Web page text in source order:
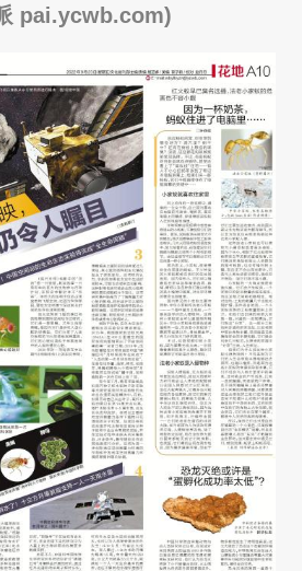
pai.ycwb.com)